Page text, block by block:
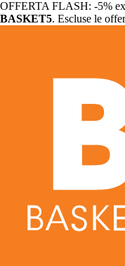
OFFERTA FLASH: -5%
BASKET5. Escluse le